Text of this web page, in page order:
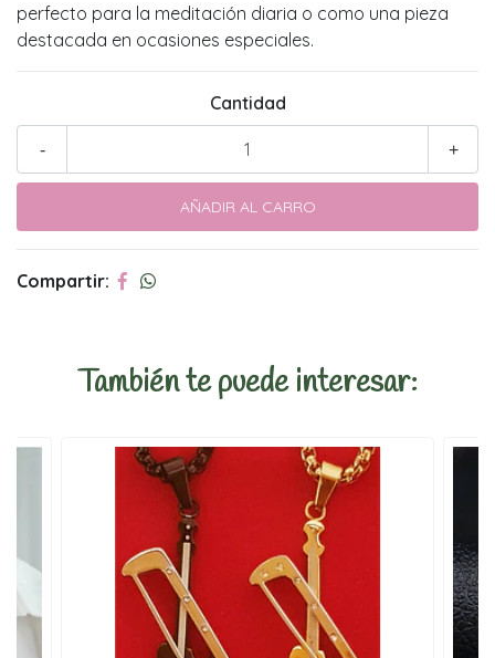
perfecto para la meditación diaria o como una pieza
destacada en ocasiones especiales.
Cantidad
+
-
Compartir:
También te puede interesar: